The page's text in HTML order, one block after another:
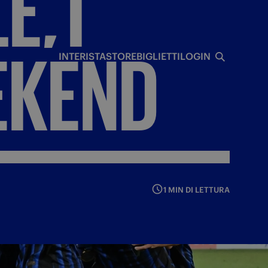
INTERISTASTOREBIGLIETTILOGIN
1 MIN DI LETTURA